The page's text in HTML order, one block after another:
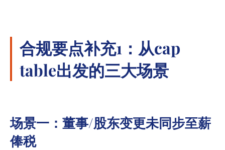
合规要点补充1：从cap
table出发的三大场景
场景一：董事/股东变更未同步至薪
俸税